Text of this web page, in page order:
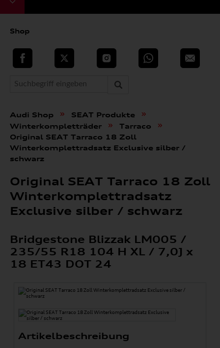
Shop
teilen Twitter Instagram WhatsApp E-Mail
Audi Shop » SEAT Produkte »
Winterkompletträder » Tarraco »
Original SEAT Tarraco 18 Zoll
Winterkomplettradsatz Exclusive silber /
schwarz
Original SEAT Tarraco 18 Zoll
Winterkomplettradsatz
Exclusive silber / schwarz
Bridgestone Blizzak LM005 /
235/55 R18 104 H XL / 7,0J x
18 ET43 DOT 24
Artikelbeschreibung